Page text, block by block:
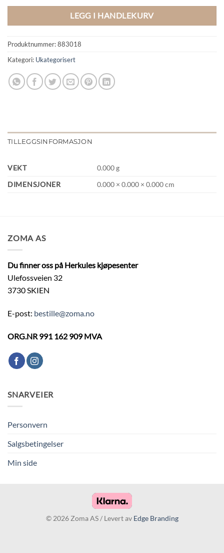
LEGG I HANDLEKURV
Produktnummer:883018
Kategori: Ukategorisert
TILLEGGSINFORMASJON
VEKT
0.000 g
DIMENSJONER
0.000 × 0.000 × 0.000 cm
ZOMA AS
Du finner oss på Herkules kjøpesenter
Ulefossveien 32
3730 SKIEN
E-post: bestille@zoma.no
ORG.NR 991 162 909 MVA
SNARVEIER
Personvern
Salgsbetingelser
Min side
© 2026 Zoma AS / Levert av Edge Branding